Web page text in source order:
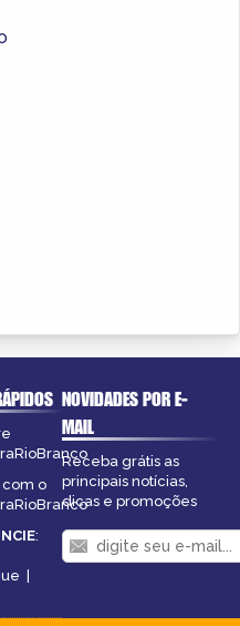
com o
:
NOVIDADES POR E-
MAIL
Receba grátis as
principais notícias,
dicas e promoções